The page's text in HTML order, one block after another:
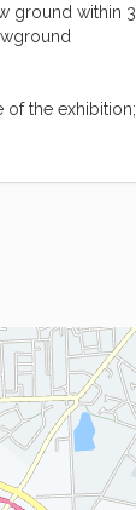
ground within
of the exhibition;